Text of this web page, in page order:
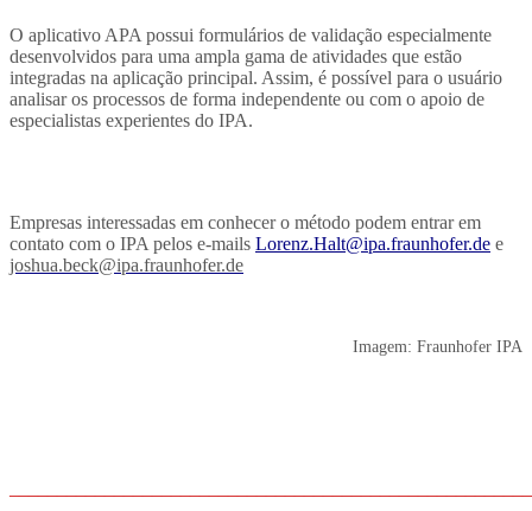
O aplicativo APApossui formulários de validação especialmente
desenvolvidos para uma ampla gama de atividades que estão
integradas na aplicação principal. Assim, é possível para o usuário
analisar os processos de forma independente ou com o apoio de
especialistas experientes do IPA.
Empresas interessadas em conhecer o método podem entrar em
contato com o IPA pelos e-mails Lorenz.Halt@ipa.fraunhofer.de e
joshua.beck@ipa.fraunhofer.de
Imagem: Fraunhofer IPA